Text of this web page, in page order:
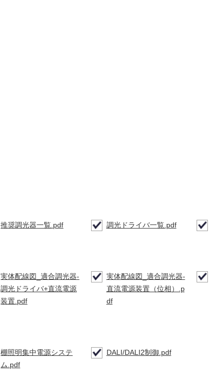
推奨調光器一覧.pdf 調光ドライバ一覧.pdf
実体配線図_適合調光器-
調光ドライバ+直流電源
装置.pdf
実体配線図_適合調光器-
直流電源装置（位相）.p
df
棚照明集中電源システ
ム.pdf
DALI/DALI2制御.pdf